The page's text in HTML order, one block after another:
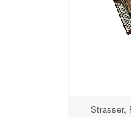
Strasser,